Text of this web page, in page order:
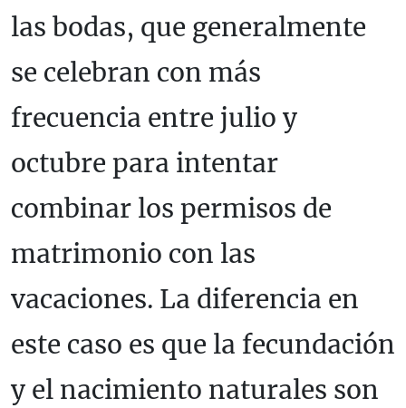
las bodas, que generalmente
se celebran con más
frecuencia entre julio y
octubre para intentar
combinar los permisos de
matrimonio con las
vacaciones. La diferencia en
este caso es que la fecundación
y el nacimiento naturales son